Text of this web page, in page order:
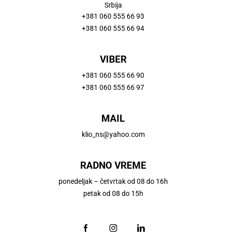
Srbija
+381 060 555 66 93
+381 060 555 66 94
VIBER
+381 060 555 66 90
+381 060 555 66 97
MAIL
klio_ns@yahoo.com
RADNO VREME
ponedeljak – četvrtak od 08 do 16h
petak od 08 do 15h